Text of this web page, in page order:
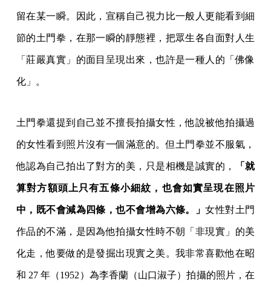
留在某一瞬。因此，宣稱自己視力比一般人更能看到細
節的土門拳，在那一瞬的靜態裡，把眾生各自面對人生
「莊嚴真實」的面目呈現出來，也許是一種人的「佛像
化」。
土門拳還提到自己並不擅長拍攝女性，他說被他拍攝過
的女性看到照片沒有一個滿意的。但土門拳並不服氣，
他認為自己拍出了對方的美，只是相機是誠實的， 「就
算對方額頭上只有五條小細紋，也會如實呈現在照片
中，既不會減為四條，也不會增為六條。」女性對土門
作品的不滿，是因為他拍攝女性時不朝「非現實」的美
化走，他要做的是發掘出現實之美。我非常喜歡他在昭
和 27 年（1952）為李香蘭（山口淑子）拍攝的照片，在